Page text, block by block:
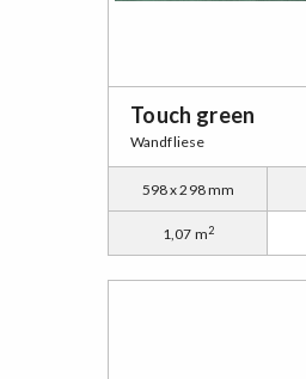
Touch green
Wandfliese
598 x 298 mm
1,07 m2